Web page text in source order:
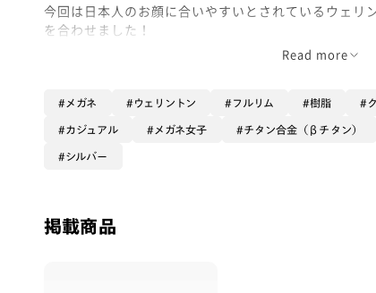
今回は日本人のお顔に合いやすいとされているウェリ
を合わせました！
クリアカラーは組み合わせが難しく思われがちですが
レンズは快適な視界をサポートする曇りにくい【クモ
追加料金¥3,300でカラー仕様にも出来るます！
ぜひお試しくださいませ！
Read more
メガネ ウェリントン フルリム 樹脂
カジュアル メガネ女子 チタン合金（βチタン）
シルバー
掲載商品